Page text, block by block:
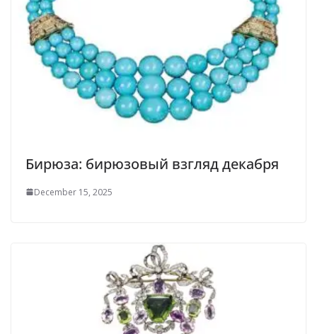
Бирюза: бирюзовый взгляд декабря
December 15, 2025